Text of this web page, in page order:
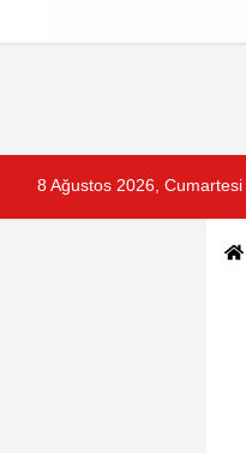
8 Ağustos 2026, Cumartesi